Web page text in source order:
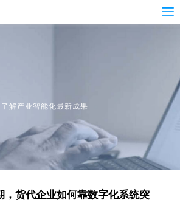
解产业智能化最新成果
，货代企业如何靠数字化系统突